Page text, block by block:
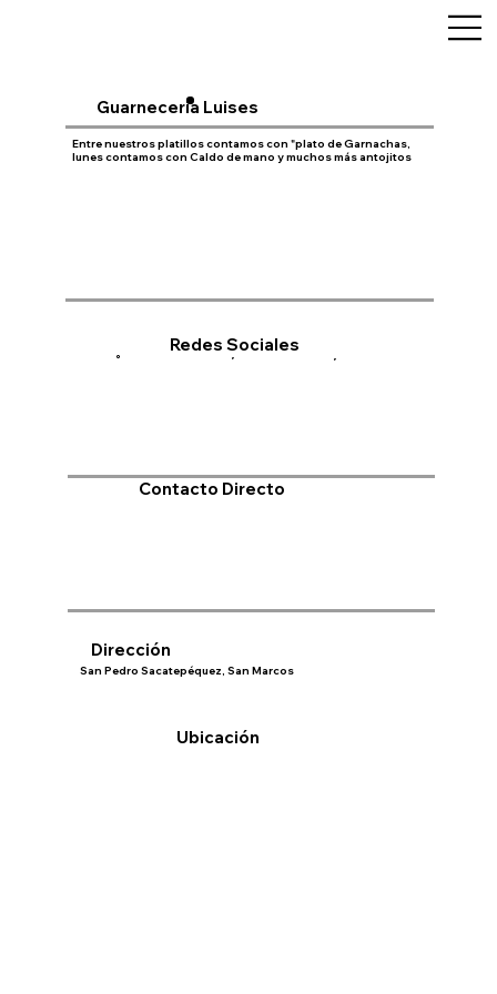
Guarnecería Luises
Entre nuestros platillos contamos con "plato de Garnachas,
lunes contamos con Caldo de mano y muchos más antojitos
Contacto Directo
Redes Sociales
Dirección
San Pedro Sacatepéquez, San Marcos
Ubicación